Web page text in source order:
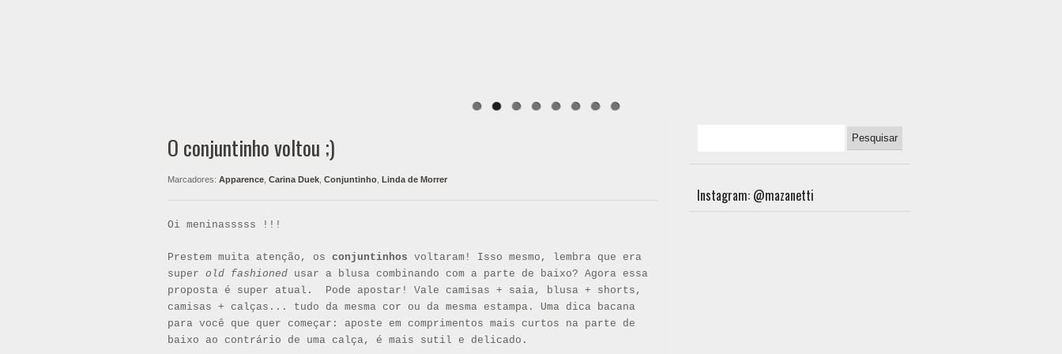
O conjuntinho voltou ;)
Marcadores: Apparence Carina Duek Conjuntinho Linda de Morrer
Oi meninasssss !!!
Prestem muita atenção, os conjuntinhos voltaram! Isso mesmo, lembra que era
super old fashioned usar a blusa combinando com a parte de baixo? Agora essa
proposta é super atual. Pode apostar! Vale camisas + saia, blusa + shorts,
camisas + calças... tudo da mesma cor ou da mesma estampa. Uma dica bacana
para você que quer começar: aposte em comprimentos mais curtos na parte de
baixo ao contrário de uma calça, é mais sutil e delicado.
Instagram: @mazanetti